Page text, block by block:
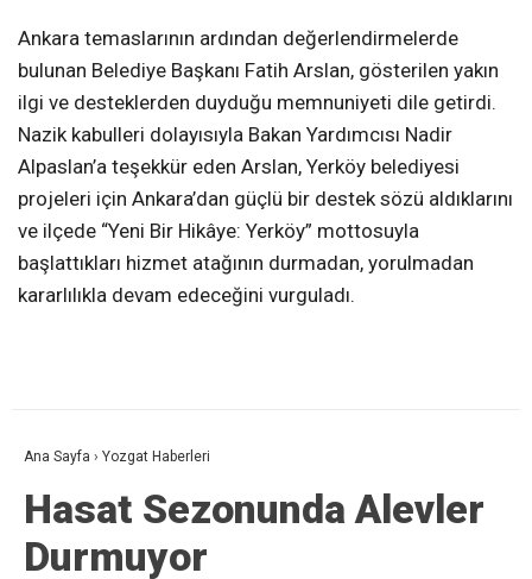
Ankara temaslarının ardından değerlendirmelerde
bulunan Belediye Başkanı Fatih Arslan, gösterilen yakın
ilgi ve desteklerden duyduğu memnuniyeti dile getirdi.
Nazik kabulleri dolayısıyla Bakan Yardımcısı Nadir
Alpaslan’a teşekkür eden Arslan, Yerköy belediyesi
projeleri için Ankara’dan güçlü bir destek sözü aldıklarını
ve ilçede “Yeni Bir Hikâye: Yerköy” mottosuyla
başlattıkları hizmet atağının durmadan, yorulmadan
kararlılıkla devam edeceğini vurguladı.
Ana Sayfa › Yozgat Haberleri
Hasat Sezonunda Alevler
Durmuyor